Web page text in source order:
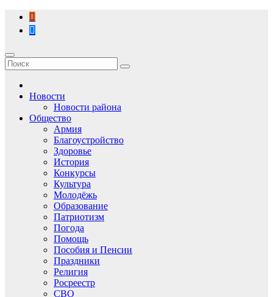
Перейти
содержимому
Новости
Новости района
Общество
Армия
Благоустройство
Здоровье
История
Конкурсы
Культура
Молодёжь
Образование
Патриотизм
Погода
Помощь
Пособия и Пенсии
Праздники
Религия
Росреестр
СВО